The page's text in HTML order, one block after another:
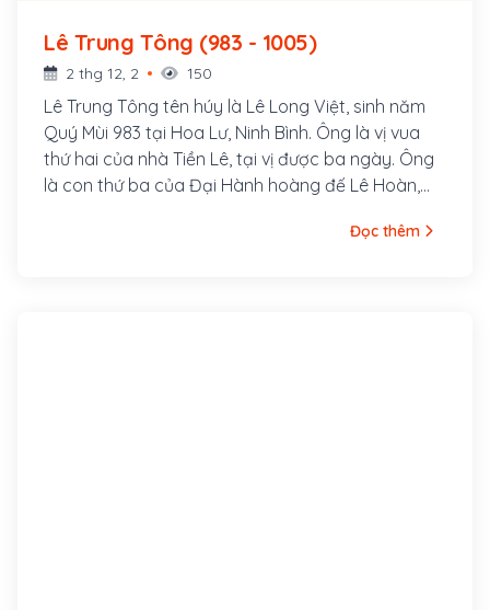
Lê Trung Tông (983 - 1005)
2 thg 12, 2 150
Lê Trung Tông tên húy là Lê Long Việt, sinh năm
Quý Mùi 983 tại Hoa Lư, Ninh Bình. Ông là vị vua
thứ hai của nhà Tiền Lê, tại vị được ba ngày. Ông
là con thứ ba của Đại Hành hoàng đế Lê Hoàn,
Đọc thêm